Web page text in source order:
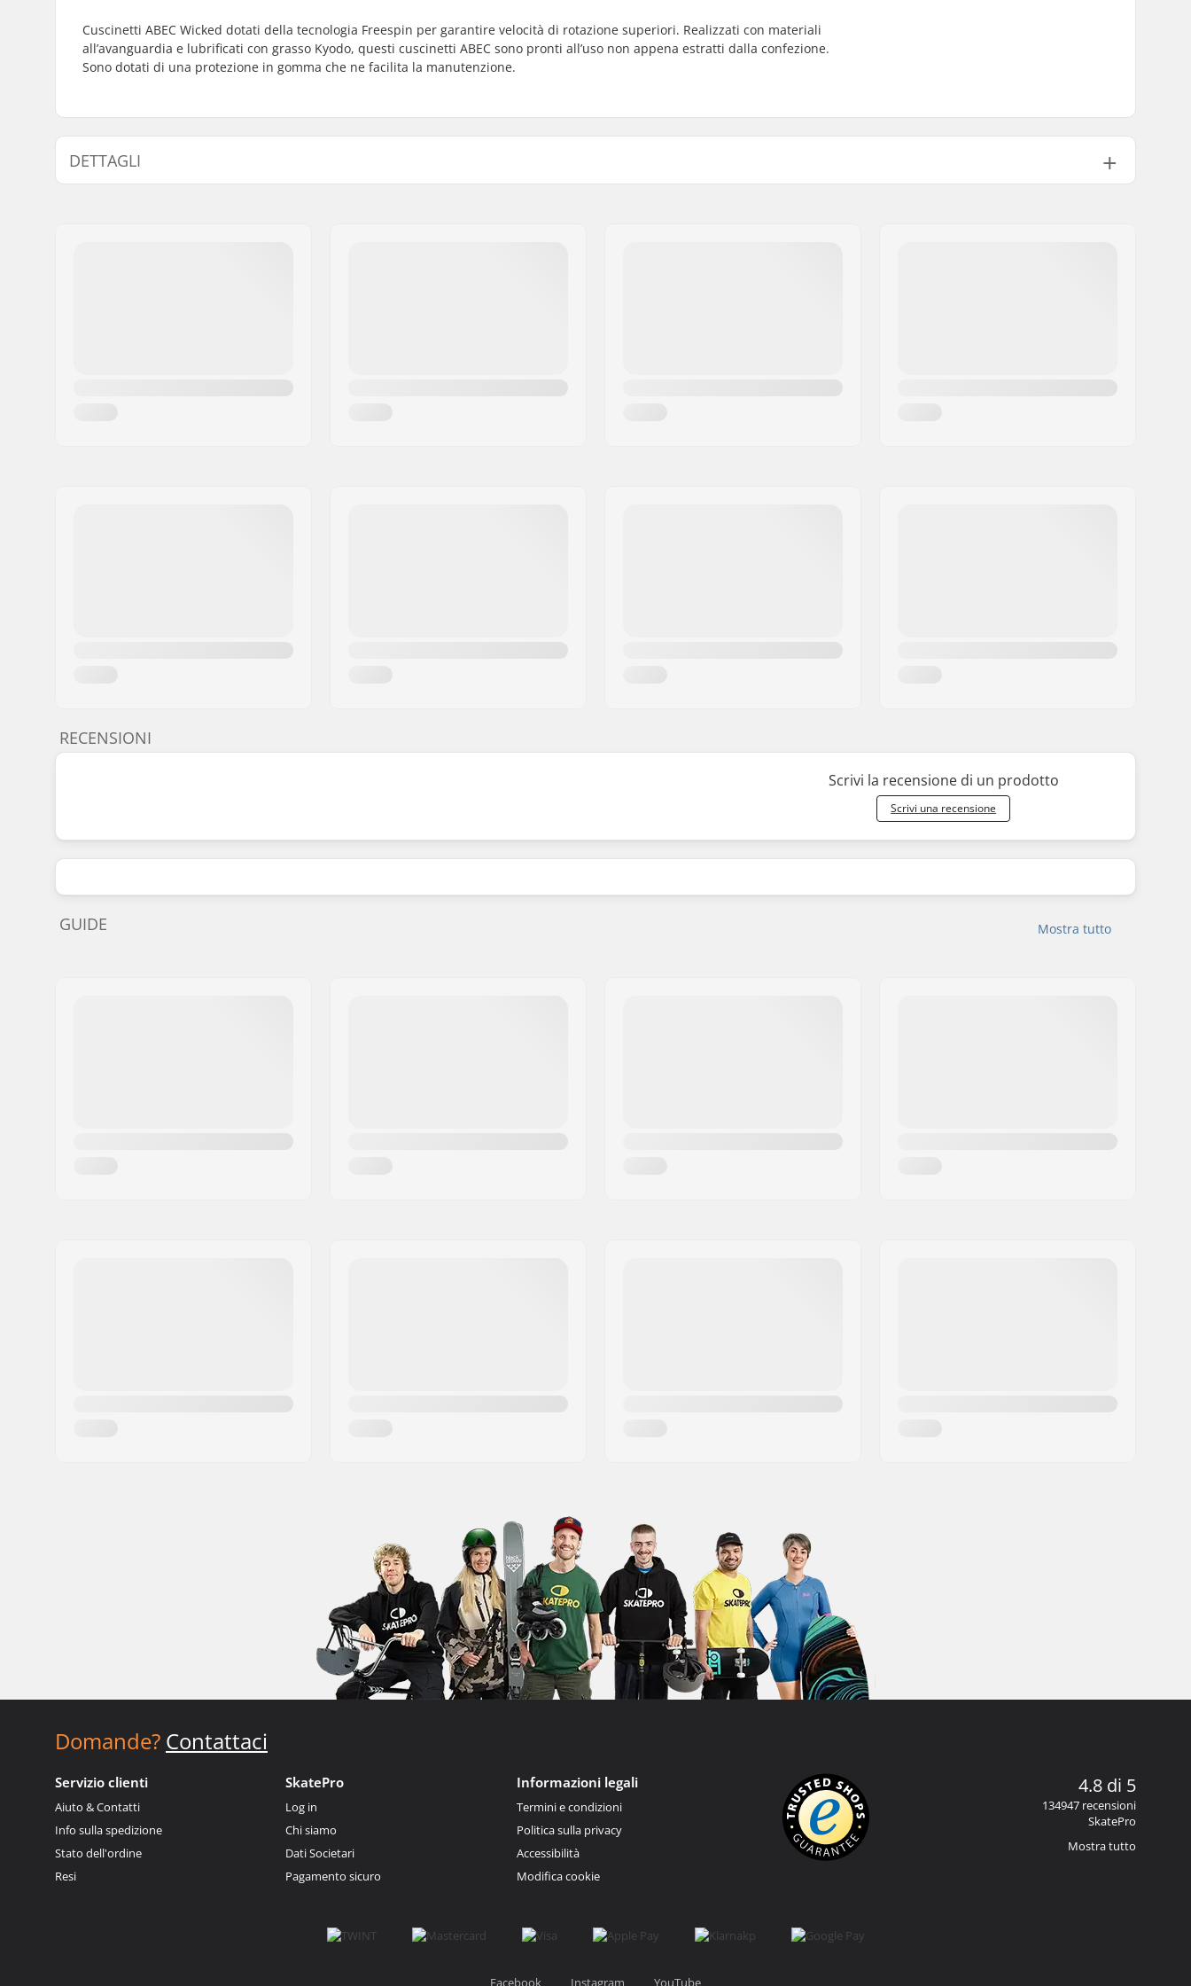
Cuscinetti ABEC Wicked dotati della tecnologia Freespin per garantire velocità di rotazione superiori. Realizzati con materiali
all’avanguardia e lubrificati con grasso Kyodo, questi cuscinetti ABEC sono pronti all’uso non appena estratti dalla confezione.
Sono dotati di una protezione in gomma che ne facilita la manutenzione.
DETTAGLI
RECENSIONI
Scrivi la recensione di un prodotto
Scrivi una recensione
Mostra tutto
GUIDE
Domande? Contattaci
Servizio clienti
Aiuto & Contatti
Info sulla spedizione
Stato dell'ordine
Resi
SkatePro
Log in
Chi siamo
Dati Societari
Pagamento sicuro
Informazioni legali
Termini e condizioni
Politica sulla privacy
Accessibilità
Modifica cookie
4.8 di 5
134947 recensioni
SkatePro
Mostra tutto
Facebook Instagram YouTube